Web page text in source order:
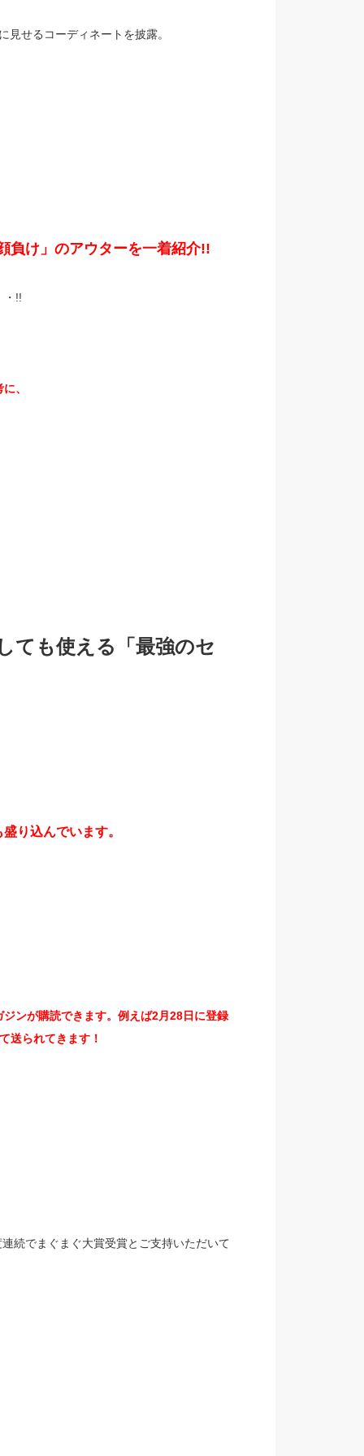
せるコーディネートを披露。
負け」のアウターを一着紹介!!
・!!
、
ても使える「最強のセ
り込んでいます。
ンが購読できます。例えば2月28日に登録
送られてきます！
続でまぐまぐ大賞受賞とご支持いただいて